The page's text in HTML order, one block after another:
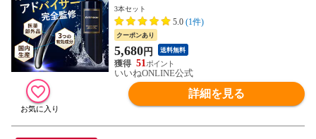
ンズ ヘアトニック スカルプトニック 医薬
部外品 150ml 日本製 頭皮 発毛剤ではなく
育毛剤 EVERSKIN
3本セット
5.0 (1件)
クーポンあり
5,680円 送料無料
51
いいねONLINE公式
詳細を見る